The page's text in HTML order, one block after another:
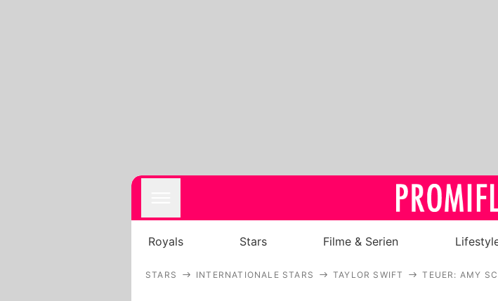
Royals
Royals Stars Filme & Serien
STARS INTERNATIONALE STARS TAYLOR SWIFT TEUER: AMY